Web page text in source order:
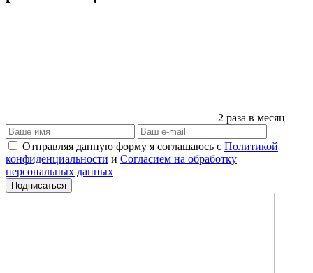
2 раза в месяц
Отправляя данную форму я соглашаюсь с Политикой
конфиденциальности и Согласием на обработку
персональных данных
Подписаться